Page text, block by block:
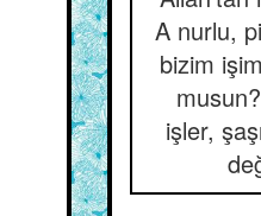
A nurlu,
bizim
işler,